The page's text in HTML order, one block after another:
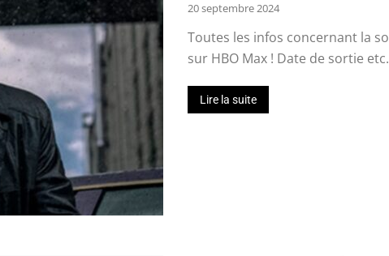
20 septembre 2024
Toutes les infos concernant la
sur HBO Max ! Date de sortie
Lire la suite